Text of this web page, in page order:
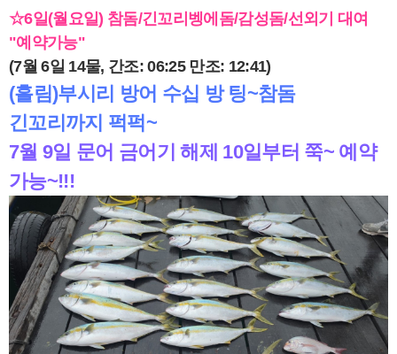
☆6일(월요일) 참돔/긴꼬리벵에돔/감성돔/선외기 대여
"예약가능"
(7월 6일 14물, 간조: 06:25 만조: 12:41)
(흘림)부시리 방어 수십 방 팅~참돔
긴꼬리까지 퍽퍽~
7월 9일 문어 금어기 해제 10일부터 쭉~ 예약
가능~!!!